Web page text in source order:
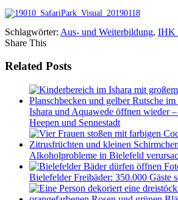
Schlagwörter: Aus- und Weiterbildung, IHK
Share This
Related Posts
Ishara und Aquawede öffnen wieder
Heepen und Sennestadt
Alkoholprobleme in Bielefeld
Bielefelder Freibäder: 350.000 Gäste